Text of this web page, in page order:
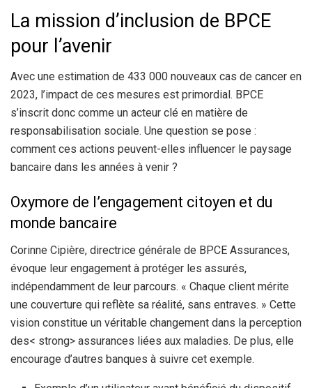
La mission d’inclusion de BPCE
pour l’avenir
Avec une estimation de 433 000 nouveaux cas de cancer en
2023, l’impact de ces mesures est primordial. BPCE
s’inscrit donc comme un acteur clé en matière de
responsabilisation sociale. Une question se pose :
comment ces actions peuvent-elles influencer le paysage
bancaire dans les années à venir ?
Oxymore de l’engagement citoyen et du
monde bancaire
Corinne Cipière, directrice générale de BPCE Assurances,
évoque leur engagement à protéger les assurés,
indépendamment de leur parcours. « Chaque client mérite
une couverture qui reflète sa réalité, sans entraves. » Cette
vision constitue un véritable changement dans la perception
des< strong> assurances liées aux maladies. De plus, elle
encourage d’autres banques à suivre cet exemple.